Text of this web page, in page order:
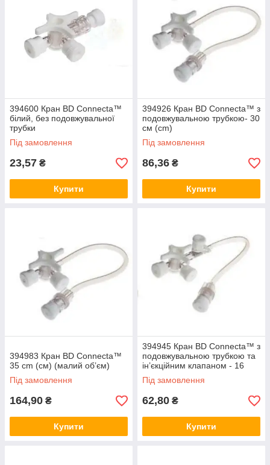
394600 Кран BD Connecta™
білий, без подовжувальної
трубки
Під замовлення
23,57 ₴
Купити
394926 Кран BD Connecta™ з
подовжувальною трубкою- 30
см (cm)
Під замовлення
86,36 ₴
Купити
394983 Кран BD Connecta™
35 cm (см) (малий об’єм)
Під замовлення
164,90 ₴
Купити
394945 Кран BD Connecta™ з
подовжувальною трубкою та
ін’єкційним клапаном - 16
см(cm)
Під замовлення
62,80 ₴
Купити